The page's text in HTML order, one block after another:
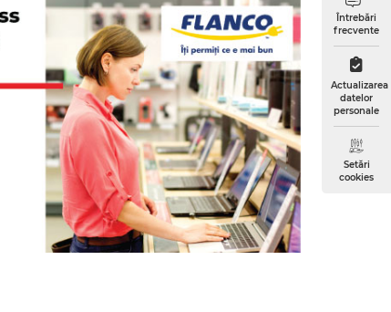
Întrebări
frecvente
Actualizarea
datelor
personale
Setări
cookies